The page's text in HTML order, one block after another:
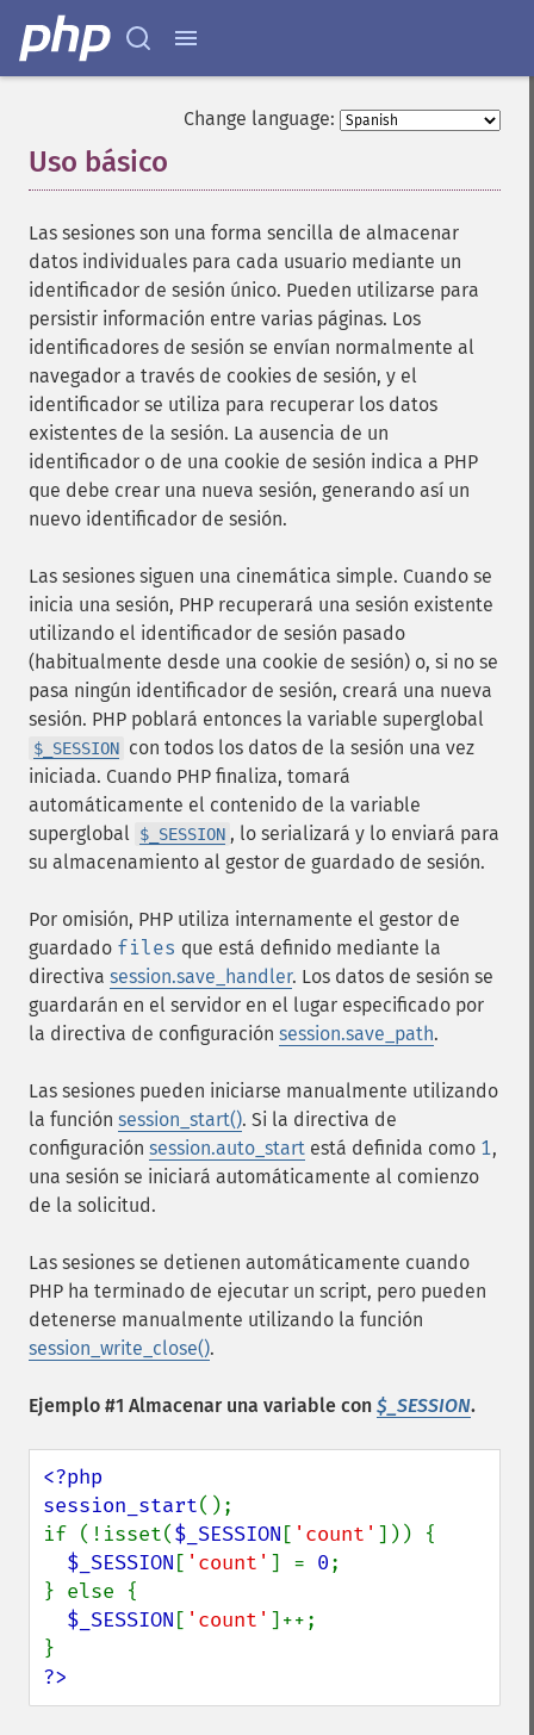
Change language:
Uso básico
Las sesiones son una forma sencilla de almacenar
datos individuales para cada usuario mediante un
identificador de sesión único. Pueden utilizarse para
persistir información entre varias páginas. Los
identificadores de sesión se envían normalmente al
navegador a través de cookies de sesión, y el
identificador se utiliza para recuperar los datos
existentes de la sesión. La ausencia de un
identificador o de una cookie de sesión indica a PHP
que debe crear una nueva sesión, generando así un
nuevo identificador de sesión.
Las sesiones siguen una cinemática simple. Cuando se
inicia una sesión, PHP recuperará una sesión existente
utilizando el identificador de sesión pasado
(habitualmente desde una cookie de sesión) o, si no se
pasa ningún identificador de sesión, creará una nueva
sesión. PHP poblará entonces la variable superglobal
$_SESSION con todos los datos de la sesión una vez
iniciada. Cuando PHP finaliza, tomará
automáticamente el contenido de la variable
superglobal $_SESSION , lo serializará y lo enviará para
su almacenamiento al gestor de guardado de sesión.
Por omisión, PHP utiliza internamente el gestor de
guardado files que está definido mediante la
directiva session.save_handler. Los datos de sesión se
guardarán en el servidor en el lugar especificado por
la directiva de configuración session.save_path.
Las sesiones pueden iniciarse manualmente utilizando
la función session_start(). Si la directiva de
configuración session.auto_start está definida como 1,
una sesión se iniciará automáticamente al comienzo
de la solicitud.
Las sesiones se detienen automáticamente cuando
PHP ha terminado de ejecutar un script, pero pueden
detenerse manualmente utilizando la función
session_write_close().
Ejemplo #1 Almacenar una variable con $_SESSION.
<?php
session_start();
if (!isset($_SESSION [ 'count' ])) {
$_SESSION [ 'count' ] = 0;
} else {
$_SESSION [ 'count' ]++;
?>